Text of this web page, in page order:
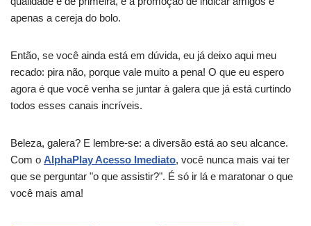
apenas a cereja do bolo.
Então, se você ainda está em dúvida, eu já deixo aqui meu
recado: pira não, porque vale muito a pena! O que eu espero
agora é que você venha se juntar à galera que já está curtindo
todos esses canais incríveis.
Beleza, galera? E lembre-se: a diversão está ao seu alcance.
Com o AlphaPlay Acesso Imediato, você nunca mais vai ter
que se perguntar "o que assistir?". É só ir lá e maratonar o que
você mais ama!